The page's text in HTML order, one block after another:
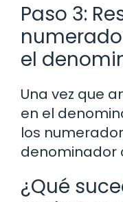
Paso 3:
el
Una vez que
en el
los
denominador
¿Qué